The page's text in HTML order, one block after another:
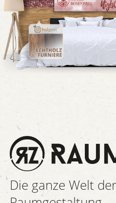
Die ganze Welt der